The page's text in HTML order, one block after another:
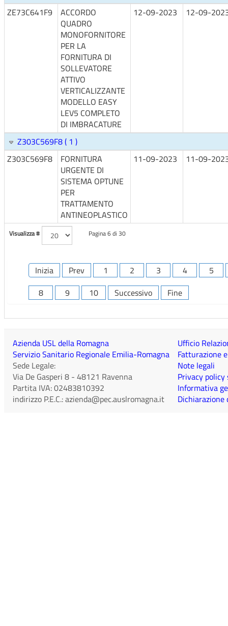
Visualizza # Pagina 6 di 30
Inizia Prev 1 2 3 4
5
8
9 10 Successivo Fine
ZE73C641F9
ACCORDO
QUADRO
MONOFORNITORE
PER LA
FORNITURA DI
SOLLEVATORE
ATTIVO
VERTICALIZZANTE
MODELLO EASY
LEV5 COMPLETO
DI IMBRACATURE
12-09-2023 12-09-
Z303C569F8 ( 1 )
Z303C569F8
FORNITURA
URGENTE DI
SISTEMA OPTUNE
PER
TRATTAMENTO
ANTINEOPLASTICO
11-09-2023 11-09-
Azienda USL della Romagna
Servizio Sanitario Regionale Emilia-Romagna
Sede Legale:
Via De Gasperi 8 - 48121 Ravenna
Partita IVA:02483810392
indirizzo P.E.C.:azienda@pec.auslromagna.it
Ufficio
Fatturazione
Note legali
Privacy
Informativa
Dichiarazione